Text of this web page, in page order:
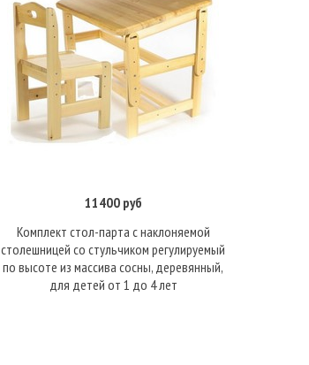
Под заказ
11400 руб
Комплект стол-парта с наклоняемой
столешницей со стульчиком регулируемый
по высоте из массива сосны, деревянный,
для детей от 1 до 4 лет